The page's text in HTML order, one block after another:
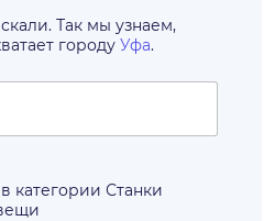
Так мы узнаем,
городу Уфа.
категории Станки